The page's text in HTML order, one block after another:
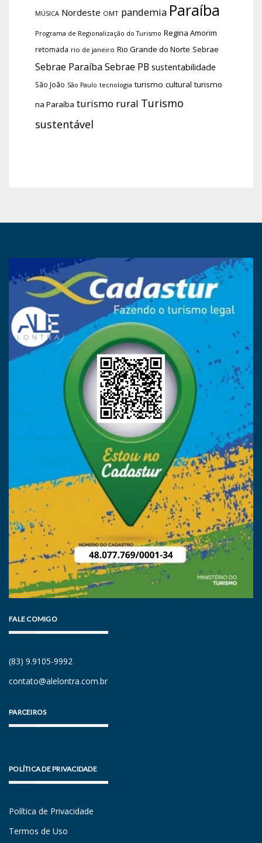
MÚSICA Nordeste OMT pandemia Paraíba
Programa de Regionalização do Turismo Regina Amorim
retomada rio de janeiro Rio Grande do Norte Sebrae
Sebrae Paraíba Sebrae PB sustentabilidade
São João São Paulo tecnologia turismo cultural turismo
na Paraíba turismo rural Turismo
sustentável
FALE COMIGO
(83) 9.9105-9992
contato@alelontra.com.br
PARCEIROS
POLÍTICA DE PRIVACIDADE
Política de Privacidade
Termos de Uso